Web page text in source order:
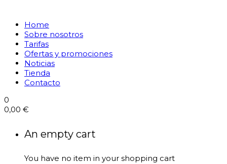
Home
Sobre nosotros
Tarifas
Ofertas y promociones
Noticias
Tienda
Contacto
0
0,00 €
An empty cart
You have no item in your shopping cart